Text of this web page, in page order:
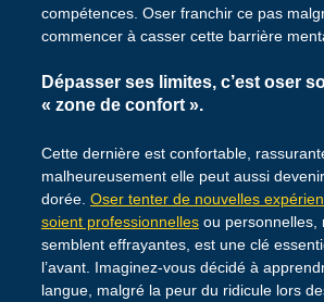
compétences. Oser franchir ce pas
commencer à casser cette barrière
Dépasser ses limites, c’est oser
« zone de confort ».
Cette dernière est confortable,
malheureusement elle peut aussi
dorée. Oser tenter de nouvelles
soient professionnellesou personnelles,
semblent effrayantes, est une clé
l’avant. Imaginez-vous décidé à
langue, malgré la peur du ridicule lors